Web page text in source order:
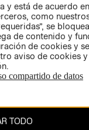
y está de acuerdo
como
se
de contenido y
de cookies y
aviso de cookies
compartido de datos
TODO